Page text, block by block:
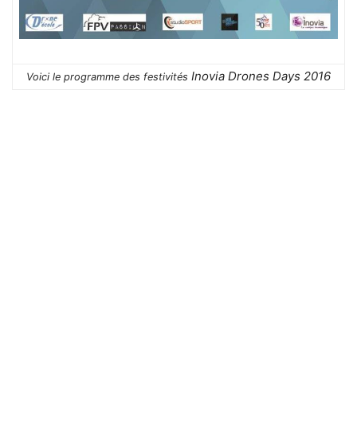
Voici le programme des festivités Inovia Drones Days 2016